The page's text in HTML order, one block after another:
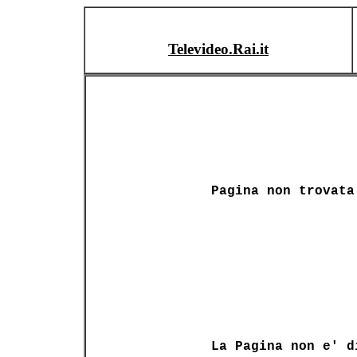
Televideo.Rai.it
Pagina non trovata
La Pagina non e'